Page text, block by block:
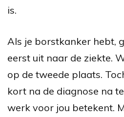
is.
Als je borstkanker hebt,
eerst uit naar de ziekte.
op de tweede plaats.
kort na de diagnose na
werk voor jou betekent.